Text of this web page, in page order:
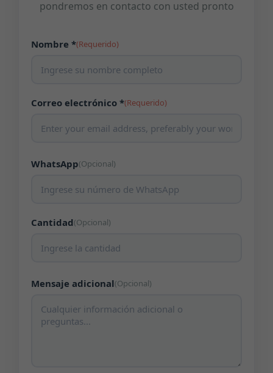
pondremos en contacto con usted pronto
Nombre *(Requerido)
Correo electrónico *(Requerido)
WhatsApp(Opcional)
Cantidad(Opcional)
Mensaje adicional(Opcional)